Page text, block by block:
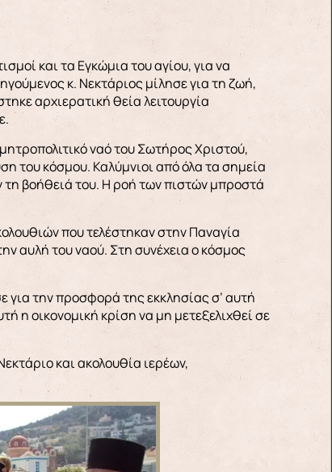
και τα Εγκώμια του αγίου, για να
κ. Νεκτάριος μίλησε για τη ζωή,
αρχιερατική θεία λειτουργία
ναό του Σωτήρος Χριστού,
του κόσμου. Καλύμνιοι από όλα τα σημεία
τη βοήθειά του. Η ροή των πιστών μπροστά
που τελέστηκαν στην Παναγία
αυλή του ναού. Στη συνέχεια ο κόσμος
για την προσφορά της εκκλησίας σ’ αυτή
η οικονομική κρίση να μη μετεξελιχθεί σε
και ακολουθία ιερέων,